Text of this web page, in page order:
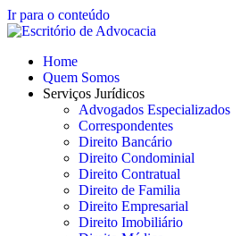
Ir para o conteúdo
Home
Quem Somos
Serviços Jurídicos
Advogados Especializados
Correspondentes
Direito Bancário
Direito Condominial
Direito Contratual
Direito de Familia
Direito Empresarial
Direito Imobiliário